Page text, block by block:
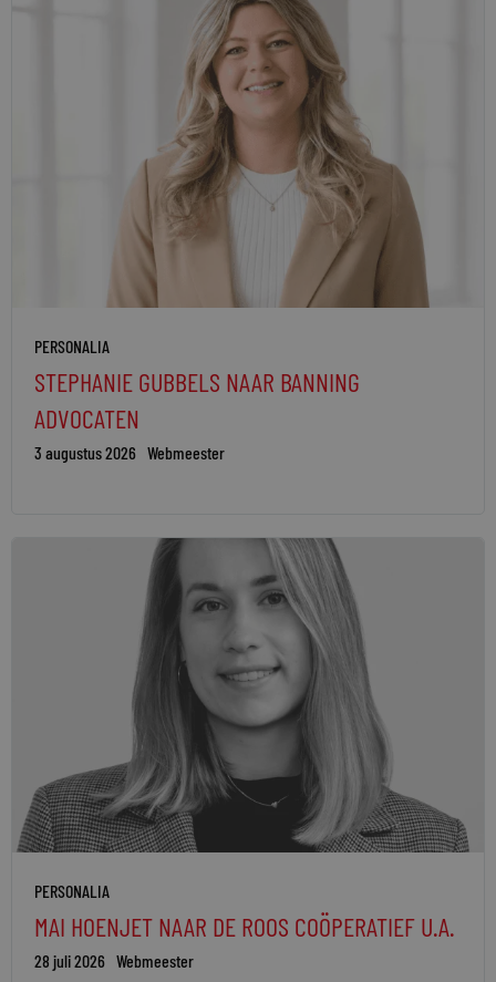
PERSONALIA
STEPHANIE GUBBELS NAAR BANNING
ADVOCATEN
3 augustus 2026 Webmeester
PERSONALIA
MAI HOENJET NAAR DE ROOS COÖPERATIEF U.A.
28 juli 2026 Webmeester